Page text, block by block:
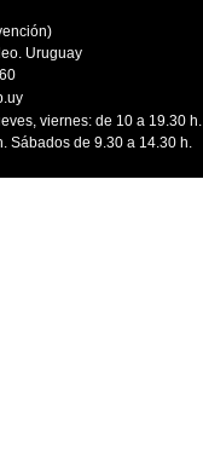
Uruguay
viernes: de 10 a 19.30 h.
Sábados de 9.30 a 14.30 h.